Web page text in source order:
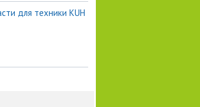
для техники KUH